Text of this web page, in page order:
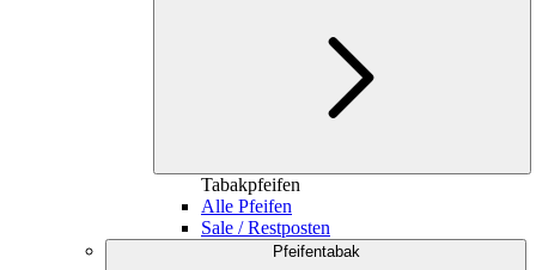
Tabakpfeifen
Alle Pfeifen
Sale / Restposten
Pfeifentabak